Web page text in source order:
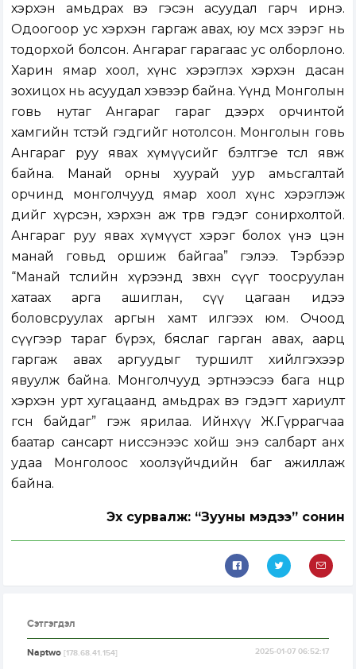
хэрхэн амьдрах вэ гэсэн асуудал гарч ирнэ.
Одоогоор ус хэрхэн гаргаж авах, юу өмсөх зэрэг нь
тодорхой болсон. Ангараг гарагаас ус олборлоно.
Харин ямар хоол, хүнс хэрэглэх хэрхэн дасан
зохицох нь асуудал хэвээр байна. Үүнд Монголын
говь нутаг Ангараг гараг дээрх орчинтой
хамгийн төстэй гэдгийг нотолсон. Монголын говь
Ангараг руу явах хүмүүсийг бэлтгэе төсөл явж
байна. Манай орны хуурай уур амьсгалтай
орчинд монголчууд ямар хоол хүнс хэрэглэж
өдийг хүрсэн, хэрхэн аж төрөв гэдэг сонирхол­той.
Ангараг руу явах хү­мүүст хэрэг болох үнэ цэн
манай говьд оршиж байгаа” гэлээ. Тэрбээр
“Манай төслийн хүрээнд зөвхөн сүүг тоосруулан
хатаах арга ашиглан, сүү цагаан идээ
боловсруулах аргын хамт илгээх юм. Очоод
сүүгээр тараг бүрэх, бяслаг гарган авах, аарц
гаргаж авах аргуудыг туршилт хийлгэхээр
явуулж байна. Монголчууд эртнээсээ бага нөө­цөөр
хэрхэн урт хугацаанд амьдрах вэ гэдэгт хариулт
өгсөн байдаг” гэж яри­лаа. Ийнхүү Ж.Гүррагчаа
баатар сан­­сарт ниссэнээс хойш энэ салбарт анх
удаа Монголоос хоолзүйчдийн баг ажиллаж
байна.
Эх сурвалж: “Зууны мэдээ” сонин
Сэтгэгдэл
Naptwo[178.68.41.154] 2025-01-07 06:52:17